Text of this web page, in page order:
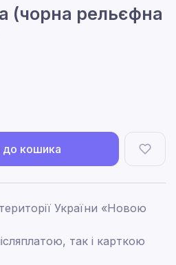
(чорна рельєфна
кошика
України «Новою
так і карткою